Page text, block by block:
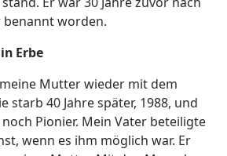
worden.
Erbe
Mutter wieder mit dem
starb 40 Jahre später, 1988, und
Pionier. Mein Vater beteiligte
wenn es ihm möglich war. Er